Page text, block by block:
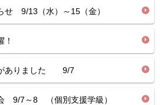
せ 9/13（水）～15（金）
！
がありました 9/7
9/7～8 （個別支援学級）